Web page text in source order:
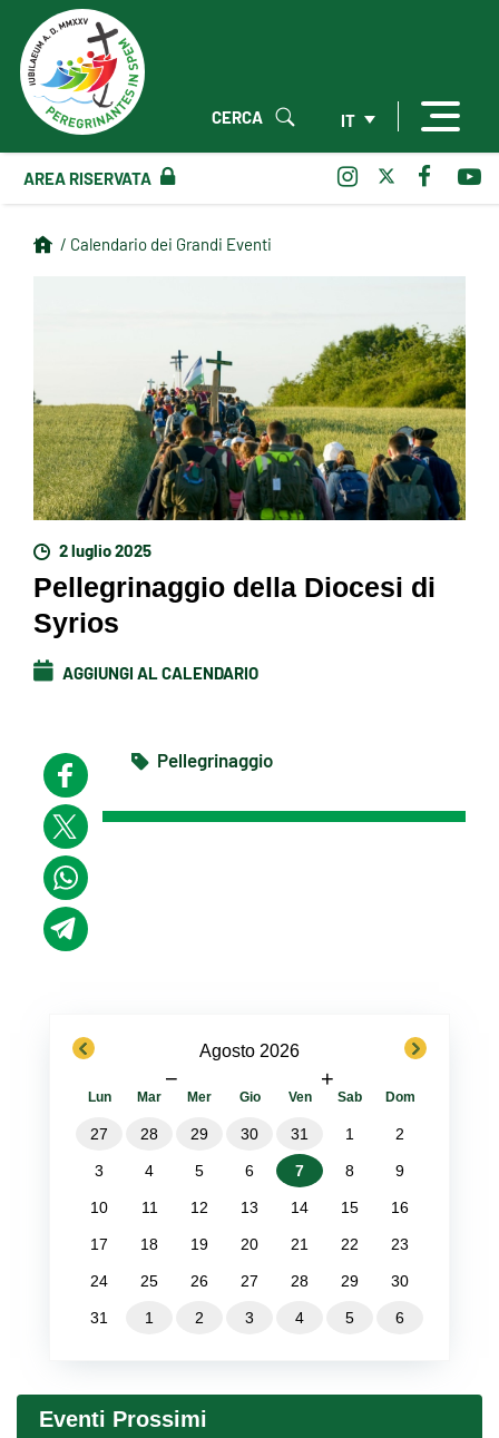
IT
CERCA
AREA RISERVATA
/ Calendario dei Grandi Eventi
2 luglio 2025
Pellegrinaggio della Diocesi di
Syrios
AGGIUNGI AL CALENDARIO
Pellegrinaggio
previous Agosto 2026
− +
next
Lun Mar Mer Gio Ven Sab Dom
27 28 29 30 31 1 2
3 4 5 6 7 8 9
10 11 12 13 14 15 16
17 18 19 20 21 22 23
24 25 26 27 28 29 30
31 1 2 3 4 5 6
Eventi Prossimi